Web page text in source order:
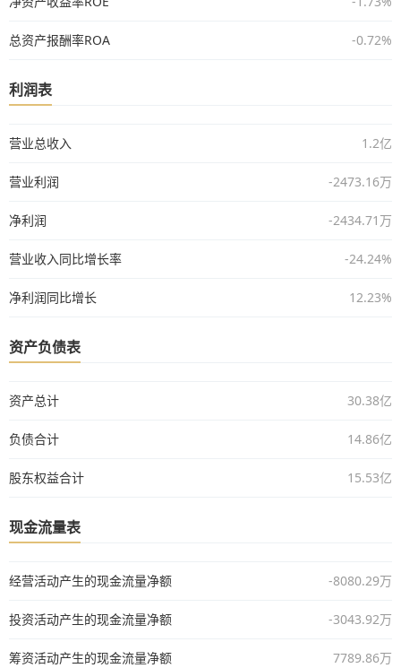
总资产报酬率ROA -0.72%
利润表
营业总收入 1.2亿
营业利润 -2473.16万
净利润 -2434.71万
营业收入同比增长率 -24.24%
净利润同比增长 12.23%
资产负债表
资产总计 30.38亿
负债合计 14.86亿
股东权益合计 15.53亿
现金流量表
经营活动产生的现金流量净额 -8080.29万
投资活动产生的现金流量净额 -3043.92万
筹资活动产生的现金流量净额 7789.86万